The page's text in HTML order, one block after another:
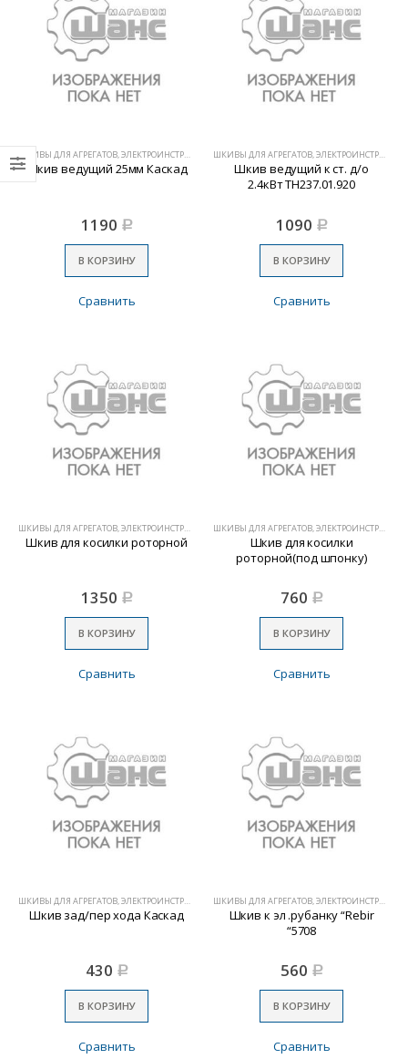
ШКИВЫ ДЛЯ АГРЕГАТОВ, ЭЛЕКТРОИНСТРУМЕНТА
Шкив ведущий 25мм Каскад
1190 Р
В КОРЗИНУ
Сравнить
ШКИВЫ ДЛЯ АГРЕГАТОВ, ЭЛЕКТРОИНСТРУМЕНТА
Шкив ведущий к ст. д/о
2.4кВт ТН237.01.920
1090 Р
В КОРЗИНУ
Сравнить
Шкив для косилки роторной
1350 Р
В КОРЗИНУ
Сравнить
Шкив для косилки
роторной(под шпонку)
760 Р
В КОРЗИНУ
Сравнить
ШКИВЫ ДЛЯ АГРЕГАТОВ, ЭЛЕКТРОИНСТРУМЕНТА
Шкив зад/пер хода Каскад
430 Р
В КОРЗИНУ
Сравнить
ШКИВЫ ДЛЯ АГРЕГАТОВ, ЭЛЕКТРОИНСТРУМЕНТА
Шкив к эл .рубанку “Rebir
“5708
560 Р
В КОРЗИНУ
Сравнить